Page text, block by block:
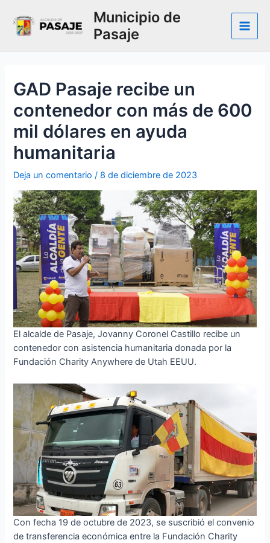
contenido
Municipio de
Pasaje
Main
GAD Pasaje recibe un
contenedor con más de 600
mil dólares en ayuda
humanitaria
Deja un comentario / 8 de diciembre de 2023
El alcalde de Pasaje, Jovanny Coronel Castillo recibe un
contenedor con asistencia humanitaria donada por la
Fundación Charity Anywhere de Utah EEUU.
Con fecha 19 de octubre de 2023, se suscribió el convenio
de transferencia económica entre la Fundación Charity